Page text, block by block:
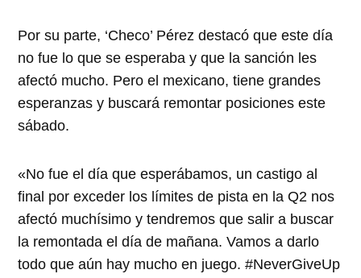
Por su parte, ‘Checo’ Pérez destacó que este día
no fue lo que se esperaba y que la sanción les
afectó mucho. Pero el mexicano, tiene grandes
esperanzas y buscará remontar posiciones este
sábado.
«No fue el día que esperábamos, un castigo al
final por exceder los límites de pista en la Q2 nos
afectó muchísimo y tendremos que salir a buscar
la remontada el día de mañana. Vamos a darlo
todo que aún hay mucho en juego.#NeverGiveUp